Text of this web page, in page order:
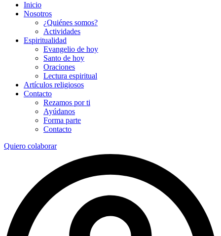
Inicio
Nosotros
¿Quiénes somos?
Actividades
Espiritualidad
Evangelio de hoy
Santo de hoy
Oraciones
Lectura espiritual
Artículos religiosos
Contacto
Rezamos por ti
Ayúdanos
Forma parte
Contacto
Quiero colaborar